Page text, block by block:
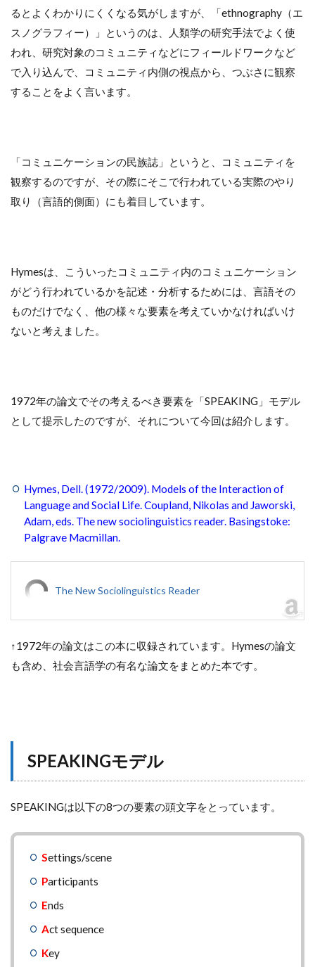
るとよくわかりにくくなる気がしますが、「ethnography（エ
スノグラフィー）」というのは、人類学の研究手法でよく使
われ、研究対象のコミュニティなどにフィールドワークなど
で入り込んで、コミュニティ内側の視点から、つぶさに観察
することをよく言います。
「コミュニケーションの民族誌」というと、コミュニティを
観察するのですが、その際にそこで行われている実際のやり
取り（言語的側面）にも着目しています。
Hymesは、こういったコミュニティ内のコミュニケーション
がどう行われているかを記述・分析するためには、言語その
ものだけでなく、他の様々な要素を考えていかなければいけ
ないと考えました。
1972年の論文でその考えるべき要素を「SPEAKING」モデル
として提示したのですが、それについて今回は紹介します。
Hymes, Dell. (1972/2009). Models of the Interaction of
Language and Social Life. Coupland, Nikolas and Jaworski,
Adam, eds. The new sociolinguistics reader. Basingstoke:
Palgrave Macmillan.
The New Sociolinguistics Reader
↑1972年の論文はこの本に収録されています。Hymesの論文
も含め、社会言語学の有名な論文をまとめた本です。
SPEAKINGモデル
SPEAKINGは以下の8つの要素の頭文字をとっています。
Settings/scene
Participants
Ends
Act sequence
Key